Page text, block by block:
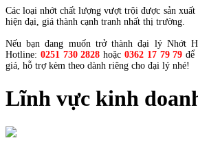
Các loại nhớt chất lượng vượt trội được sản xuất
hiện đại, giá thành cạnh tranh nhất thị trường.
Nếu bạn đang muốn trở thành đại lý Nhớt
Hotline: 0251 730 2828 hoặc0362 17 79 79để
giá, hỗ trợ kèm theo dành riêng cho đại lý nhé!
Lĩnh vực kinh